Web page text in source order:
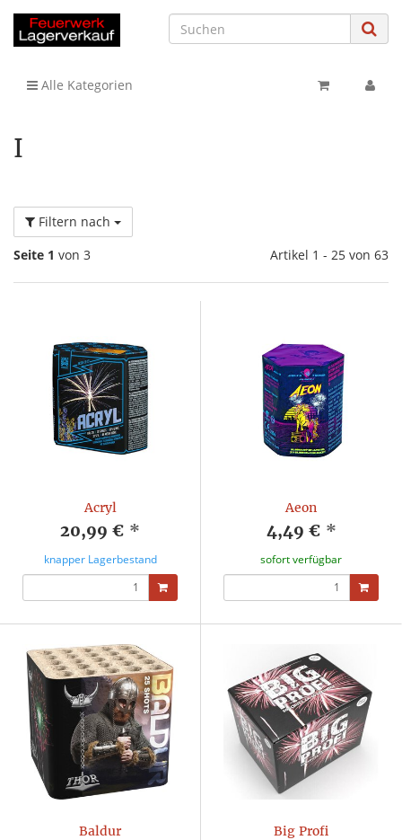
Alle Kategorien
I
Filtern nach
Seite 1 von 3 Artikel 1 - 25 von 63
Acryl
20,99 € *
knapper Lagerbestand
Aeon
4,49 € *
sofort verfügbar
Baldur Big Profi